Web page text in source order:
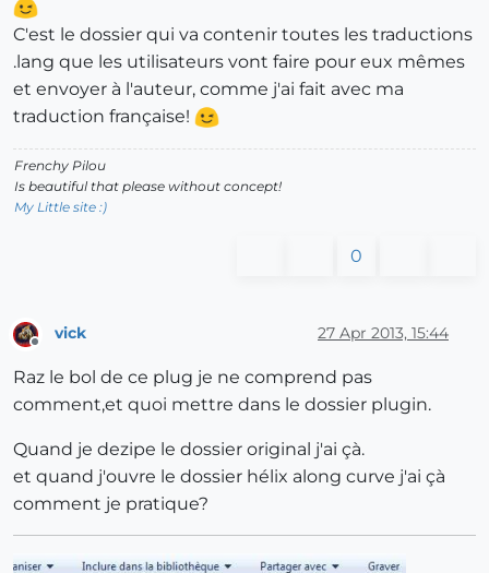
C'est le dossier qui va contenir toutes les traductions
.lang que les utilisateurs vont faire pour eux mêmes
et envoyer à l'auteur, comme j'ai fait avec ma
traduction française!
Frenchy Pilou
Is beautiful that please without concept!
My Little site :)
0
vick 27 Apr 2013, 15:44
Raz le bol de ce plug je ne comprend pas
comment,et quoi mettre dans le dossier plugin.
Quand je dezipe le dossier original j'ai çà.
et quand j'ouvre le dossier hélix along curve j'ai çà
comment je pratique?